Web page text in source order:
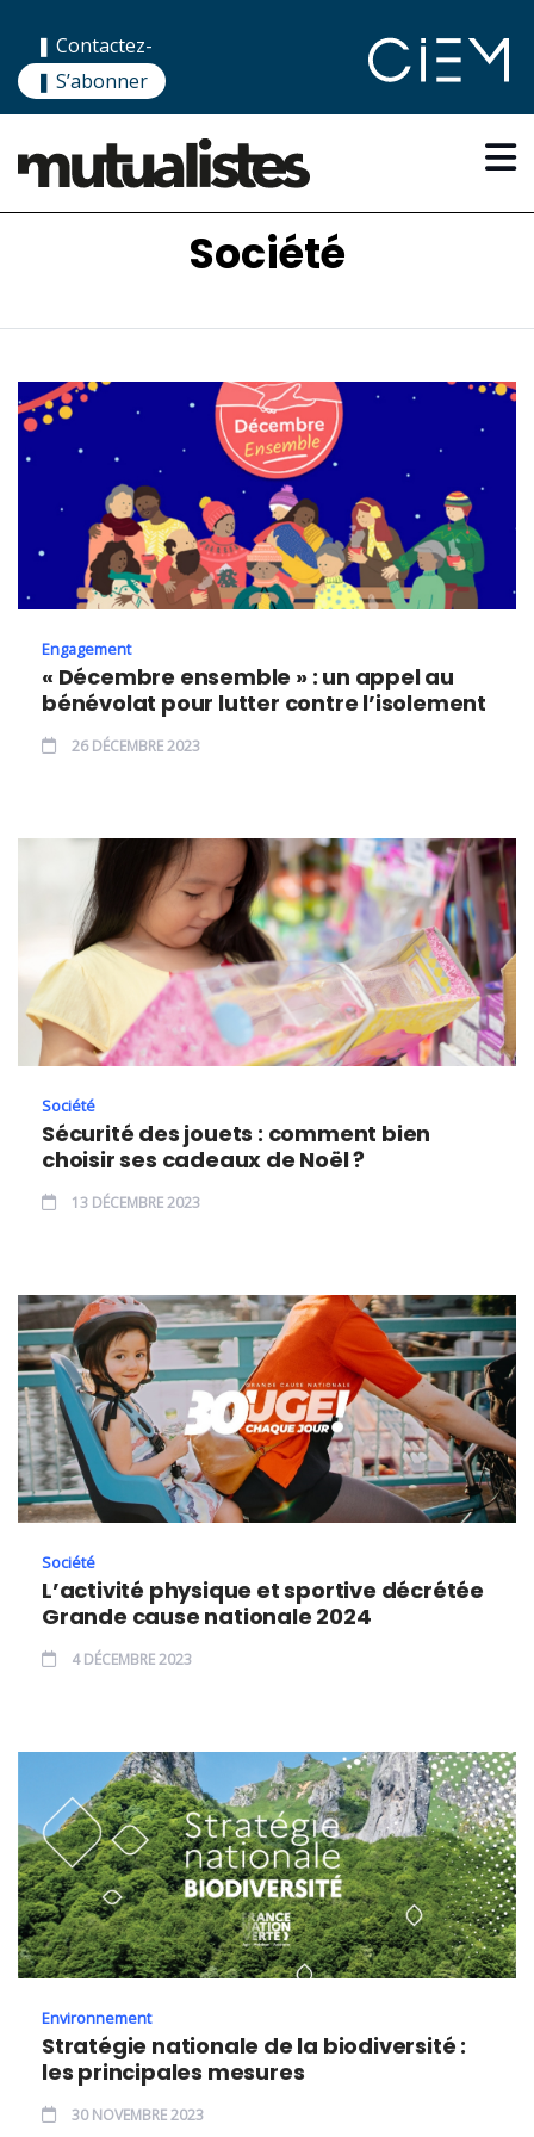
❚ Contactez-
nous
❚ S’abonner
Société
Engagement
« Décembre ensemble » : un appel au
bénévolat pour lutter contre l’isolement
26 DÉCEMBRE 2023
Société
Sécurité des jouets : comment bien
choisir ses cadeaux de Noël ?
13 DÉCEMBRE 2023
Société
L’activité physique et sportive décrétée
Grande cause nationale 2024
4 DÉCEMBRE 2023
Environnement
Stratégie nationale de la biodiversité :
les principales mesures
30 NOVEMBRE 2023